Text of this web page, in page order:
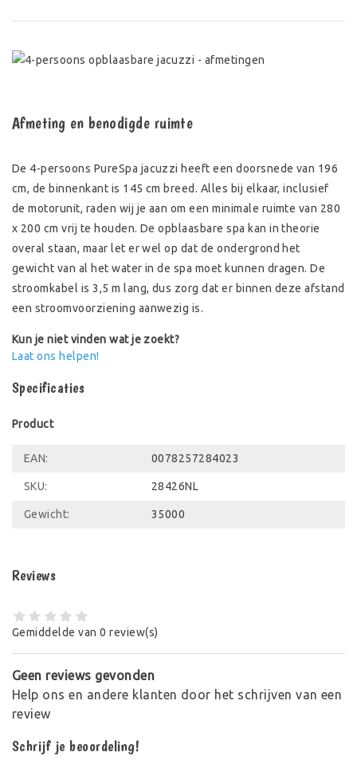
Afmeting en benodigde ruimte
De 4-persoons PureSpa jacuzzi heeft een doorsnede van 196
cm, de binnenkant is 145 cm breed. Alles bij elkaar, inclusief
de motorunit, raden wij je aan om een minimale ruimte van 280
x 200 cm vrij te houden. De opblaasbare spa kan in theorie
overal staan, maar let er wel op dat de ondergrond het
gewicht van al het water in de spa moet kunnen dragen. De
stroomkabel is 3,5 m lang, dus zorg dat er binnen deze afstand
een stroomvoorziening aanwezig is.
Kun je niet vinden wat je zoekt?
Laat ons helpen!
Specificaties
Product
EAN: 0078257284023
SKU: 28426NL
Gewicht: 35000
Reviews
Gemiddelde van 0 review(s)
Geen reviews gevonden
Help ons en andere klanten door het schrijven van een
review
Schrijf je beoordeling!